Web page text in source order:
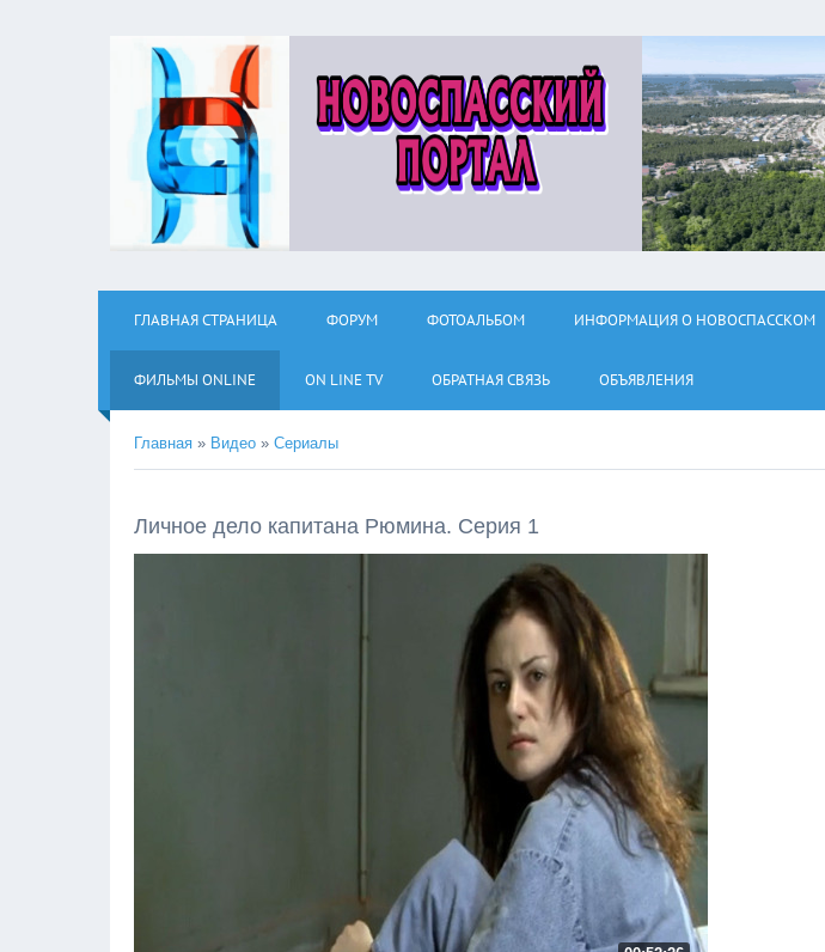
ГЛАВНАЯ СТРАНИЦА ФОРУМ ФОТОАЛЬБОМ ИНФОРМАЦИЯ О НОВОСПАССКОМ
ФИЛЬМЫ ОNLINE ON LINE TV ОБРАТНАЯ СВЯЗЬ ОБЪЯВЛЕНИЯ
Главная » Видео » Сериалы
Личное дело капитана Рюмина. Серия 1